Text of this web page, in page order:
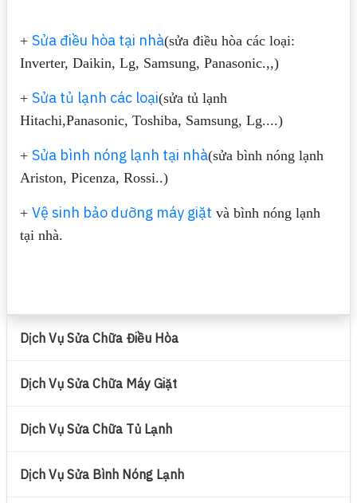
+ Sửa điều hòa tại nhà(sửa điều hòa các loại:
Inverter, Daikin, Lg, Samsung, Panasonic.,,)
+ Sửa tủ lạnh các loại(sửa tủ lạnh
Hitachi,Panasonic, Toshiba, Samsung, Lg....)
+ Sửa bình nóng lạnh tại nhà(sửa bình nóng lạnh
Ariston, Picenza, Rossi..)
+ Vệ sinh bảo dưỡng máy giặt và bình nóng lạnh
tại nhà.
Dịch Vụ Sửa Chữa Điều Hòa
Dịch Vụ Sửa Chữa Máy Giặt
Dịch Vụ Sửa Chữa Tủ Lạnh
Dịch Vụ Sửa Bình Nóng Lạnh